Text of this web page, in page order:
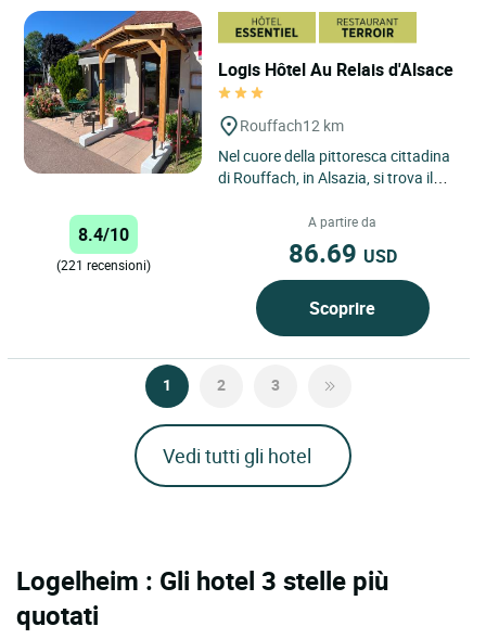
Logis Hôtel Au Relais d'Alsace
Rouffach12 km
Nel cuore della pittoresca cittadina
di Rouffach, in Alsazia, si trova il
8.4/10
(221 recensioni)
A partire da
86.69 USD
Scoprire
1 2 3
Vedi tutti gli hotel
Logelheim : Gli hotel 3 stelle più
quotati